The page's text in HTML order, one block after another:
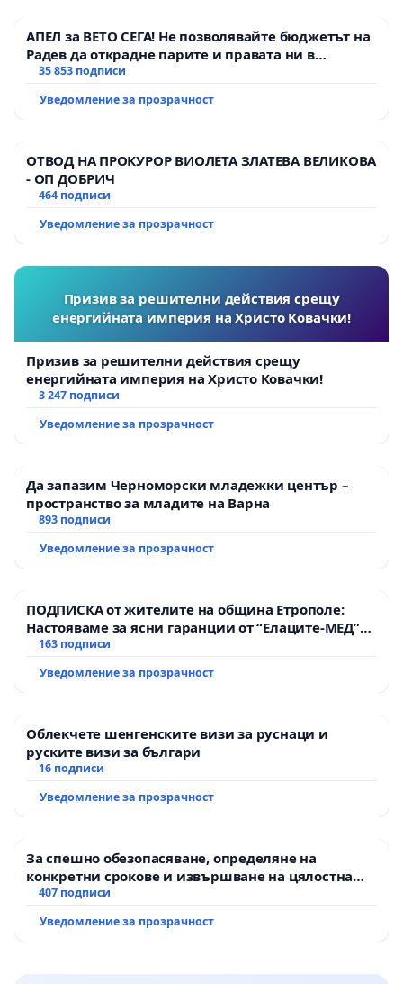
АПЕЛ за ВЕТО СЕГА! Не позволявайте бюджетът на
Радев да открадне парите и правата ни в
тъмното
35 853 подписи
Уведомление за прозрачност
ОТВОД НА ПРОКУРОР ВИОЛЕТА ЗЛАТЕВА ВЕЛИКОВА
- ОП ДОБРИЧ
464 подписи
Уведомление за прозрачност
Призив за решителни действия срещу
енергийната империя на Христо Ковачки!
Призив за решителни действия срещу
енергийната империя на Христо Ковачки!
3 247 подписи
Уведомление за прозрачност
Да запазим Черноморски младежки център –
пространство за младите на Варна
893 подписи
Уведомление за прозрачност
ПОДПИСКА от жителите на община Етрополе:
Настояваме за ясни гаранции от “Елаците-МЕД”
АД и от държавата, че ще се изпълнят всички
163 подписи
Уведомление за прозрачност
Облекчете шенгенските визи за руснаци и
руските визи за българи
16 подписи
Уведомление за прозрачност
За спешно обезопасяване, определяне на
конкретни срокове и извършване на цялостна
рехабилитация на републиканския път между
Мирово - к.к. Момин проход
407 подписи
Уведомление за прозрачност